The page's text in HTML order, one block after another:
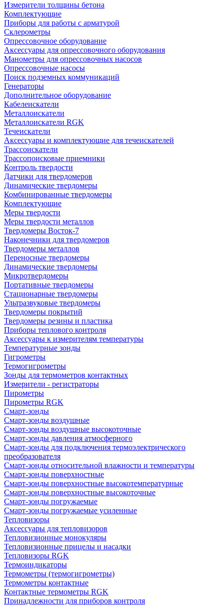
Измерители толщины бетона
Комплектующие
Приборы для работы с арматурой
Склерометры
Опрессовочное оборудование
Аксессуары для опрессовочного оборудования
Манометры для опрессовочных насосов
Опрессовочные насосы
Поиск подземных коммуникаций
Генераторы
Дополнительное оборудование
Кабелеискатели
Металлоискатели
Металлоискатели RGK
Течеискатели
Аксессуары и комплектующие для течеискателей
Трассоискатели
Трассопоисковые приемники
Контроль твердости
Датчики для твердомеров
Динамические твердомеры
Комбинированные твердомеры
Комплектующие
Меры твердости
Меры твердости металлов
Твердомеры Восток-7
Наконечники для твердомеров
Твердомеры металлов
Переносные твердомеры
Динамические твердомеры
Микротвердомеры
Портативные твердомеры
Стационарные твердомеры
Ультразвуковые твердомеры
Твердомеры покрытий
Твердомеры резины и пластика
Приборы теплового контроля
Аксессуары к измерителям температуры
Температурные зонды
Гигрометры
Термогигрометры
Зонды для термометров контактных
Измерители - регистраторы
Пирометры
Пирометры RGK
Смарт-зонды
Смарт-зонды воздушные
Смарт-зонды воздушные высокоточные
Смарт-зонды давления атмосферного
Смарт-зонды для подключения термоэлектрического
преобразователя
Смарт-зонды относительной влажности и температуры
Смарт-зонды поверхностные
Смарт-зонды поверхностные высокотемпературные
Смарт-зонды поверхностные высокоточные
Смарт-зонды погружаемые
Смарт-зонды погружаемые усиленные
Тепловизоры
Аксессуары для тепловизоров
Тепловизионные монокуляры
Тепловизионные прицелы и насадки
Тепловизоры RGK
Термоиндикаторы
Термометры (термогигрометры)
Термометры контактные
Контактные термометры RGK
Принадлежности для приборов контроля